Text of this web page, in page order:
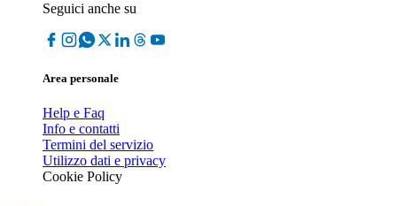
Seguici anche su
Area personale
Help e Faq
Info e contatti
Termini del servizio
Utilizzo dati e privacy
Cookie Policy